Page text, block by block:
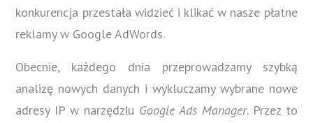
konkurencja przestała widzieć i klikać w nasze płatne
reklamy w Google AdWords.
Obecnie, każdego dnia przeprowadzamy szybką
analizę nowych danych i wykluczamy wybrane nowe
adresy IP w narzędziu Google Ads Manager. Przez to